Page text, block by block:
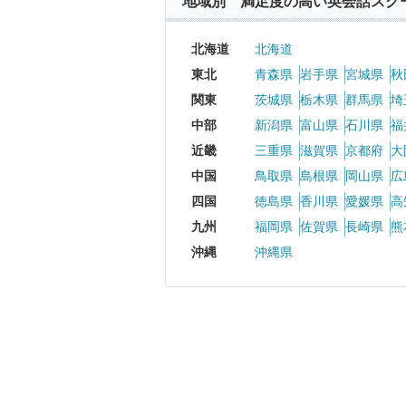
北海道
北海道
東北
青森県 岩手県 宮城県 秋
関東
茨城県 栃木県 群馬県 埼
中部
新潟県 富山県 石川県 福
近畿
三重県 滋賀県 京都府
中国
鳥取県 島根県 岡山県
四国
徳島県 香川県 愛媛県 高
九州
福岡県 佐賀県 長崎県 熊
沖縄
沖縄県